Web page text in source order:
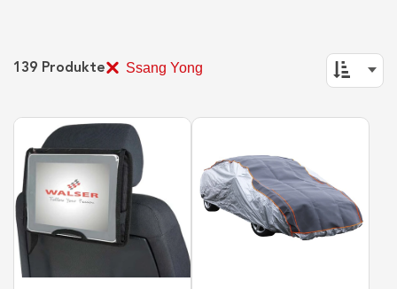
139 Produkte Ssang Yong